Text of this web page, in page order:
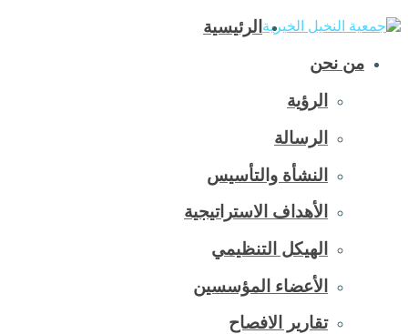
الرئيسية
من نحن
الرؤية
الرسالة
النشأة والتأسيس
الأهداف الاستراتيجية
الهيكل التنظيمي
الأعضاء المؤسسين
تقارير الافصاح